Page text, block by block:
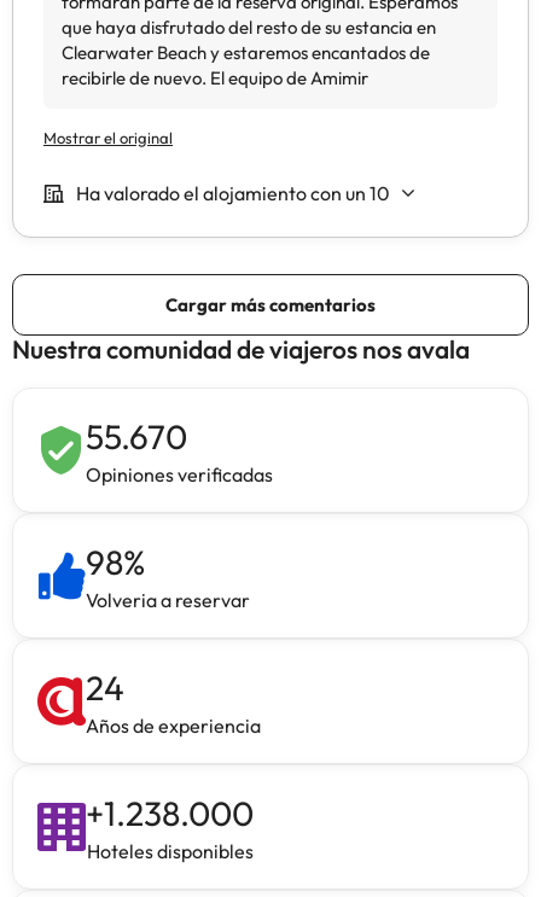
Nuestra comunidad de viajeros nos avala
55.670
Opiniones verificadas
98%
Volveria a reservar
24
Años de experiencia
+1.238.000
Hoteles disponibles